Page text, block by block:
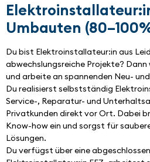
Umbauten
Du bist Elektroinstallateur:in aus
abwechslungsreiche Projekte? Dann
und arbeite an spannenden Neu-
Du realisierst selbstständig
Service-, Reparatur- und
Privatkunden direkt vor Ort. Dabei
Know-how ein und sorgst für
Lösungen.
Du verfügst über eine